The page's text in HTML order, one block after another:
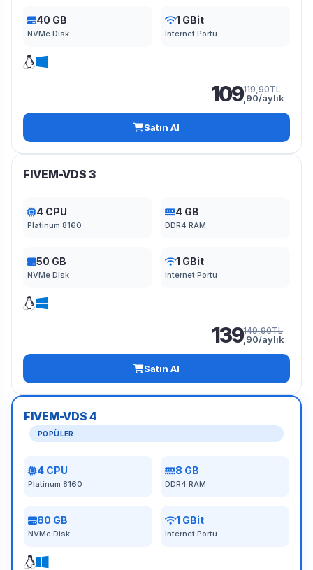
40 GB
NVMe Disk
1 GBit
Internet Portu
109119,90TL
,90/aylık
Satın Al
FIVEM-VDS 3
4 CPU
Platinum 8160
4 GB
DDR4 RAM
50 GB
NVMe Disk
1 GBit
Internet Portu
139149,90TL
,90/aylık
Satın Al
FIVEM-VDS 4
POPÜLER
4 CPU
Platinum 8160
8 GB
DDR4 RAM
80 GB
NVMe Disk
1 GBit
Internet Portu